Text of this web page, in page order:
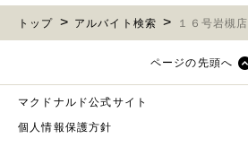
トップ アルバイト検索 １６号岩槻店
ページの先頭へ
マクドナルド公式サイト
個人情報保護方針